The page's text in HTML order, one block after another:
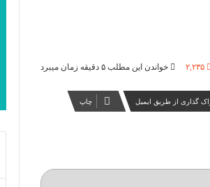
۲,۲۳۵ خواندن این مطلب ۵ دقیقه زمان میبرد
گذاری از طریق ایمیل چاپ